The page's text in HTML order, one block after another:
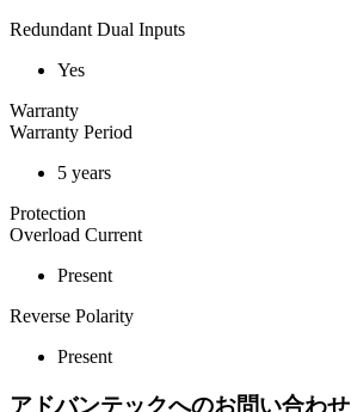
Redundant Dual Inputs
Yes
Warranty
Warranty Period
5 years
Protection
Overload Current
Present
Reverse Polarity
Present
アドバンテックへのお問い合わせ